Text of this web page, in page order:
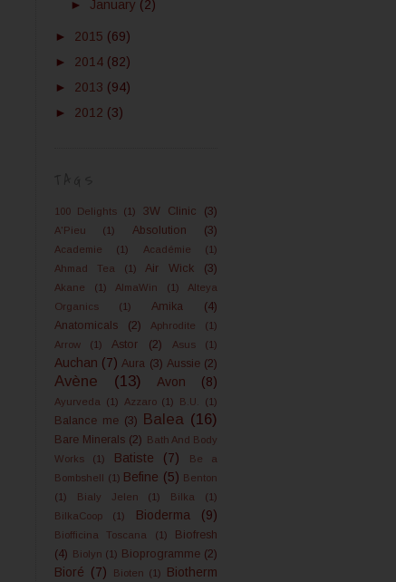
► January (2)
► 2015 (69)
► 2014 (82)
► 2013 (94)
► 2012 (3)
100 Delights (1) 3W Clinic (3)
A'Pieu (1) Absolution (3)
Academie (1) Académie
(1)
Ahmad Tea
(1) Air Wick (3)
Akane (1) AlmaWin (1)
Alteya
Organics
(1) Amika
(4)
Anatomicals
(2) Aphrodite
(1)
Arrow
(1) Astor (2) Asus (1)
Auchan (7) Aura (3) Aussie (2)
Avène (13) Avon (8)
Ayurveda (1) Azzaro (1) B.U. (1)
Balance me (3) Balea (16)
Bare Minerals (2) Bath And Body
Works
(1) Batiste (7)
Be a
Bombshell (1) Befine (5) Benton
(1)
Bialy Jelen (1) Bilka
(1)
BilkaCoop
(1) Bioderma (9)
Biofficina Toscana (1)
Biofresh
(4) Biolyn (1) Bioprogramme (2)
Bioré (7) Bioten (1) Biotherm